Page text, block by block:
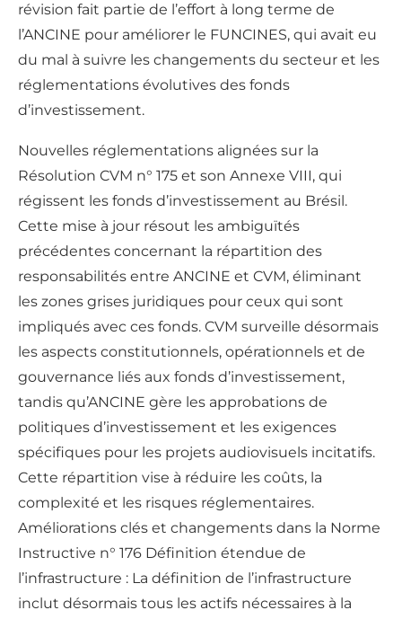
révision fait partie de l’effort à long terme de
l’ANCINE pour améliorer le FUNCINES, qui avait eu
du mal à suivre les changements du secteur et les
réglementations évolutives des fonds
d’investissement.
Nouvelles réglementations alignées sur la
Résolution CVM n° 175 et son Annexe VIII, qui
régissent les fonds d’investissement au Brésil.
Cette mise à jour résout les ambiguïtés
précédentes concernant la répartition des
responsabilités entre ANCINE et CVM, éliminant
les zones grises juridiques pour ceux qui sont
impliqués avec ces fonds. CVM surveille désormais
les aspects constitutionnels, opérationnels et de
gouvernance liés aux fonds d’investissement,
tandis qu’ANCINE gère les approbations de
politiques d’investissement et les exigences
spécifiques pour les projets audiovisuels incitatifs.
Cette répartition vise à réduire les coûts, la
complexité et les risques réglementaires.
Améliorations clés et changements dans la Norme
Instructive n° 176 Définition étendue de
l’infrastructure : La définition de l’infrastructure
inclut désormais tous les actifs nécessaires à la